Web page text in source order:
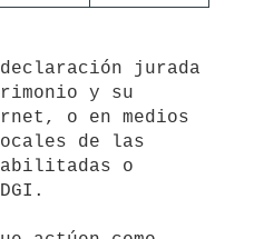
y su
o en medios
de las
o